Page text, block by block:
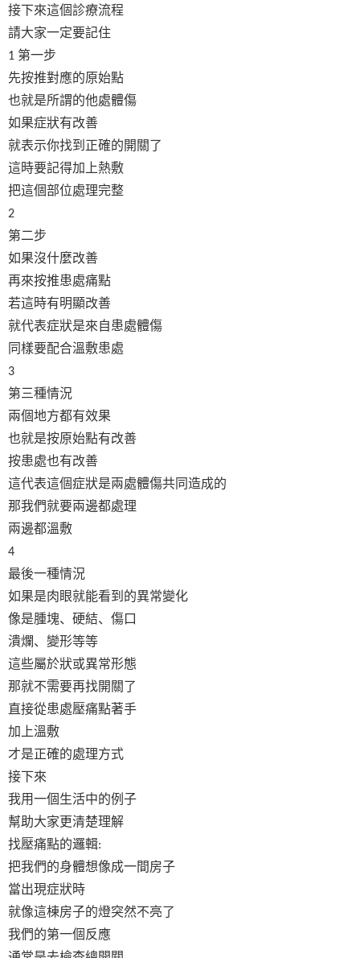
接下來這個診療流程
請大家一定要記住
1 第一步
先按推對應的原始點
也就是所謂的他處體傷
如果症狀有改善
就表示你找到正確的開關了
這時要記得加上熱敷
把這個部位處理完整
2
第二步
如果沒什麼改善
再來按推患處痛點
若這時有明顯改善
就代表症狀是來自患處體傷
同樣要配合溫敷患處
3
第三種情況
兩個地方都有效果
也就是按原始點有改善
按患處也有改善
這代表這個症狀是兩處體傷共同造成的
那我們就要兩邊都處理
兩邊都溫敷
4
最後一種情況
如果是肉眼就能看到的異常變化
像是腫塊、硬結、傷口
潰爛、變形等等
這些屬於狀或異常形態
那就不需要再找開關了
直接從患處壓痛點著手
加上溫敷
才是正確的處理方式
接下來
我用一個生活中的例子
幫助大家更清楚理解
找壓痛點的邏輯:
把我們的身體想像成一間房子
當出現症狀時
就像這棟房子的燈突然不亮了
我們的第一個反應